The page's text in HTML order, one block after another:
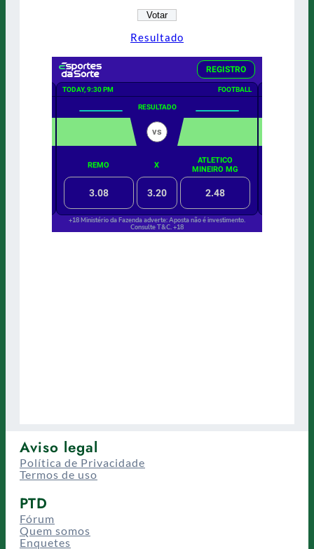
Resultado
Aviso legal
Política de Privacidade
Termos de uso
PTD
Fórum
Quem somos
Enquetes